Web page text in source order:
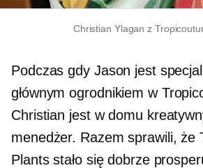
Christian Ylagan z
Podczas gdy Jason jest
głównym ogrodnikiem w
Christian jest w domu
menedżer. Razem sprawili, że
Plants stało się dobrze